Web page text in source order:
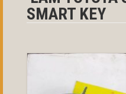
SMART KEY